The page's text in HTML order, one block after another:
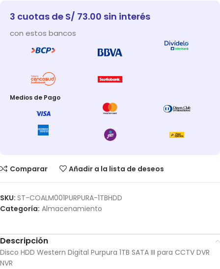
3 cuotas de S/ 73.00 sin interés
con estos bancos
Medios de Pago
Comparar Añadir a la lista de deseos
SKU: ST-COALM001PURPURA-1TBHDD
Categoría: Almacenamiento
Descripción
Disco HDD Western Digital Purpura 1TB SATA III para CCTV DVR
NVR